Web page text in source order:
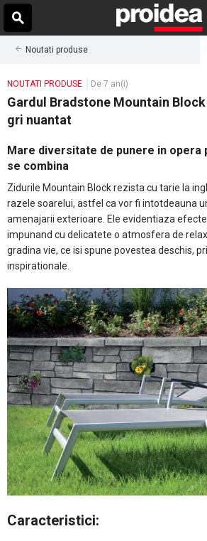
Noutati produse
NOUTATI PRODUSE De 7 an(i)
Gardul Bradstone Mountain
gri nuantat
Mare diversitate de punere in opera
se combina
Zidurile Mountain Block rezista cu tarie la
razele soarelui, astfel ca vor fi intotdeauna
amenajarii exterioare. Ele evidentiaza
impunand cu delicatete o atmosfera de
gradina vie, ce isi spune povestea deschis,
inspirationale.
Caracteristici: